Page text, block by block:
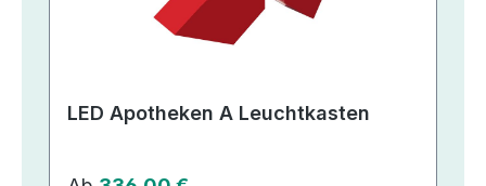
LED Apotheken A Leuchtkasten